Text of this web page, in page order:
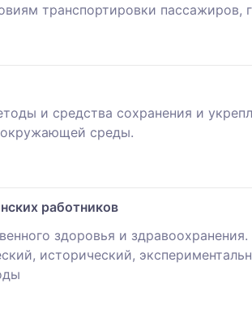
транспортировки пассажиров,
и средства сохранения и
окружающей среды.
работников
здоровья и
исторический,